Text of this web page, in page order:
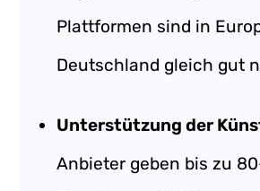
Plattformen sind in
Deutschland gleich gut
Unterstützung der
Anbieter geben bis zu